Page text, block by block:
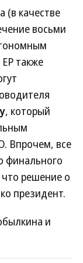
(в качестве
восьми
также
, который
Впрочем, все
финального
решение о
президент.
и